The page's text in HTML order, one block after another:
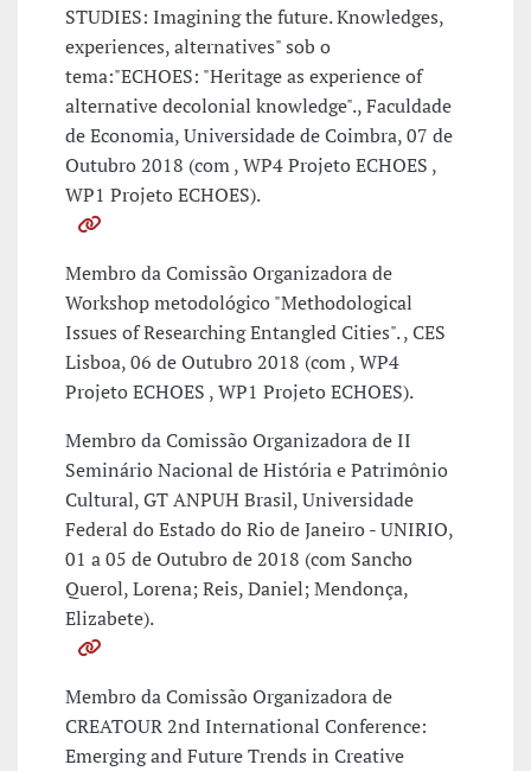
STUDIES: Imagining the future. Knowledges,
experiences, alternatives" sob o
tema:"ECHOES: "Heritage as experience of
alternative decolonial knowledge"., Faculdade
de Economia, Universidade de Coimbra, 07 de
Outubro 2018 (com , WP4 Projeto ECHOES ,
WP1 Projeto ECHOES).
Membro da Comissão Organizadora de
Workshop metodológico "Methodological
Issues of Researching Entangled Cities". , CES
Lisboa, 06 de Outubro 2018 (com , WP4
Projeto ECHOES , WP1 Projeto ECHOES).
Membro da Comissão Organizadora de II
Seminário Nacional de História e Patrimônio
Cultural, GT ANPUH Brasil, Universidade
Federal do Estado do Rio de Janeiro - UNIRIO,
01 a 05 de Outubro de 2018 (com Sancho
Querol, Lorena; Reis, Daniel; Mendonça,
Elizabete).
Membro da Comissão Organizadora de
CREATOUR 2nd International Conference:
Emerging and Future Trends in Creative